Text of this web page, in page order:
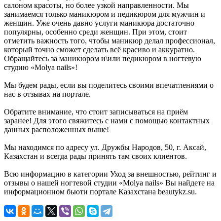
салоном красоты, но более узкой направленности. Мы
занимаемся только маникюром и педикюром для мужчин и
женщин. Уже очень давно услуги маникюра достаточно
популярны, особенно среди женщин. При этом, стоит
отметить важность того, чтобы маникюр делал профессионал,
который точно сможет сделать всё красиво и аккуратно.
Обращайтесь за маникюром и\или педикюром в ногтевую
студию «Molya nails»!
Мы будем рады, если вы поделитесь своими впечатлениями о
нас в отзывах на портале.
Обратите внимание, что стоит записываться на приём
заранее! Для этого свяжитесь с нами с помощью контактных
данных расположенных выше!
Мы находимся по адресу ул. Дружбы Народов, 50, г. Аксай,
Казахстан и всегда рады принять там своих клиентов.
Всю информацию в категории Уход за внешностью, рейтинг и
отзывы о нашей ногтевой студии «Molya nails» Вы найдете на
информационном бьюти портале Казахстана beautykz.su.